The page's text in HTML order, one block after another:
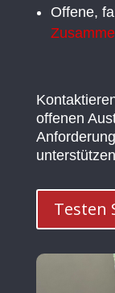
Offene,
offenen
Testen